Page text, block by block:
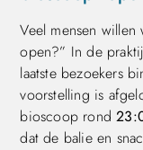
Veel mensen
open?” In de
laatste bezoekers
voorstelling is
bioscoop rond
dat de balie en